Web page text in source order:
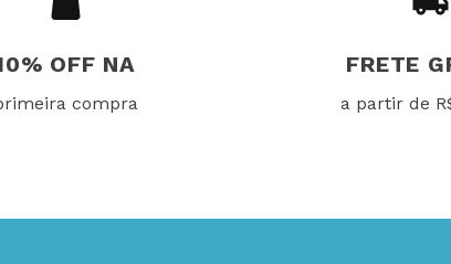
OFF NA
compra
FRETE
a partir de